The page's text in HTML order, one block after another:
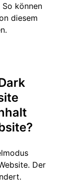
So können
diesem
Der